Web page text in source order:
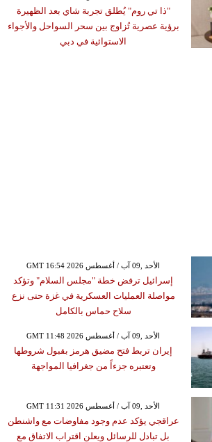
"ذا تي روم" يُطلق تجربة شاي بعد الظهيرة
برؤية عصرية تُزاوج بين سحر السواحل والأجواء
الاستوائية في دبي
GMT 16:54 2026 الأحد ,09 آب / أغسطس
إسرائيل ترفض خطة "مجلس السلام" وتؤكد
مواصلة العمليات العسكرية في غزة حتى نزع
سلاح حماس بالكامل
GMT 11:48 2026 الأحد ,09 آب / أغسطس
إيران تربط فتح مضيق هرمز بقبول شروطها
وتعتبره جزءاً من جغرافيا المواجهة
GMT 11:31 2026 الأحد ,09 آب / أغسطس
عراقجي يؤكد عدم وجود مفاوضات مع واشنطن
بل تبادل للرسائل ويعلن اقتراب الاتفاق مع